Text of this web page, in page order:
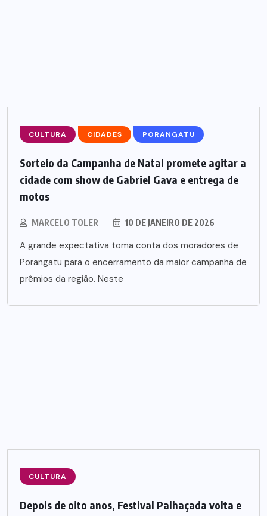
CULTURA CIDADES PORANGATU
Sorteio da Campanha de Natal promete agitar a
cidade com show de Gabriel Gava e entrega de
motos
MARCELO TOLER 10 DE JANEIRO DE 2026
A grande expectativa toma conta dos moradores de
Porangatu para o encerramento da maior campanha de
prêmios da região. Neste
CULTURA
Depois de oito anos, Festival Palhaçada volta e